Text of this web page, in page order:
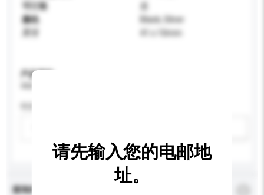
可订造
是
颜色
Black, Silver
41 x 10mm
产品规格
查询内容
请先输入您的电邮地
址。